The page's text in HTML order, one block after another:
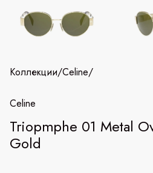
Коллекции/Celine/
Celine
Triopmphe 01 Metal
Gold